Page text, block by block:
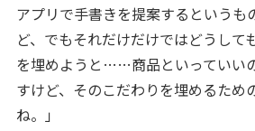
アプリで手書きを提案するというも
ど、でもそれだけだけではどうして
を埋めようと……商品といっていい
すけど、そのこだわりを埋めるため
ね。 」